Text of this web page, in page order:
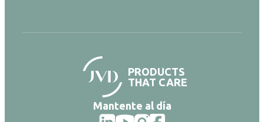
PRODUCTS
THAT CARE
Mantente al día